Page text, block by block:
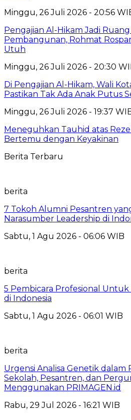
Minggu, 26 Juli 2026 - 20:56
Pengajian Al-Hikam Jadi
Pembangunan, Rohmat
Utuh
Minggu, 26 Juli 2026 - 20:30
Di Pengajian Al-Hikam, Wali
Pastikan Tak Ada Anak Putus
Minggu, 26 Juli 2026 - 19:37
Meneguhkan Tauhid atas
Bertemu dengan Keyakinan
Berita Terbaru
berita
7 Tokoh Alumni Pesantren
Narasumber Leadership di
Sabtu, 1 Agu 2026 - 06:06 WIB
berita
5 Pembicara Profesional
di Indonesia
Sabtu, 1 Agu 2026 - 06:01 WIB
berita
Urgensi Analisa Genetik dalam
Sekolah, Pesantren, dan
Menggunakan PRIMAGEN.id
Rabu, 29 Jul 2026 - 16:21 WIB